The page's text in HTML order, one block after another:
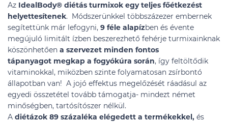
Az IdealBody® diétás turmixok egy teljes főétkezést
helyettesítenek. Módszerünkkel többszázezer embernek
segítettünk már lefogyni, 9 féle alapízben és évente
megújuló limitált ízben beszerezhető fehérje turmixainknak
köszönhetően a szervezet minden fontos
tápanyagot megkap a fogyókúra során, így feltöltődik
vitaminokkal, miközben szinte folyamatosan zsírbontó
állapotban van! A jojó effektus megelőzését ráadásul az
egyedi összetétel tovább támogatja- mindezt német
minőségben, tartósítószer nélkül.
A diétázok 89 százaléka elégedett a termékekkel, és